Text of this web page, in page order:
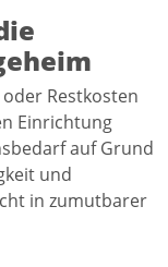
Restkosten
Einrichtung
auf Grund
und
in zumutbarer